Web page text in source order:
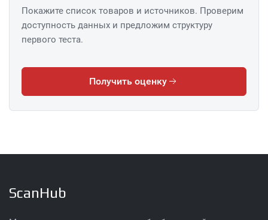
Покажите список товаров и источников. Проверим
доступность данных и предложим структуру
первого теста.
Получить оценку
ScanHub